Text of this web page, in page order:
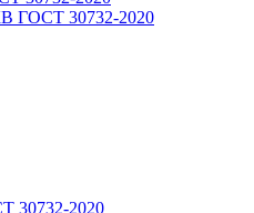
ГОСТ 30732-2020
30732-2020